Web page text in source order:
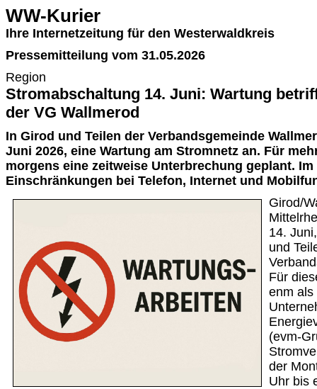
WW-Kurier
Ihre Internetzeitung für den Westerwaldkreis
Pressemitteilung vom 31.05.2026
Region
Stromabschaltung 14. Juni: Wartung
der VG Wallmerod
In Girod und Teilen der Verbandsgemeinde
Juni 2026, eine Wartung am Stromnetz an. Für
morgens eine zeitweise Unterbrechung geplant.
Einschränkungen bei Telefon, Internet und
Girod/
14.
und
Für
enm als
(evm-
der
Uhr bis